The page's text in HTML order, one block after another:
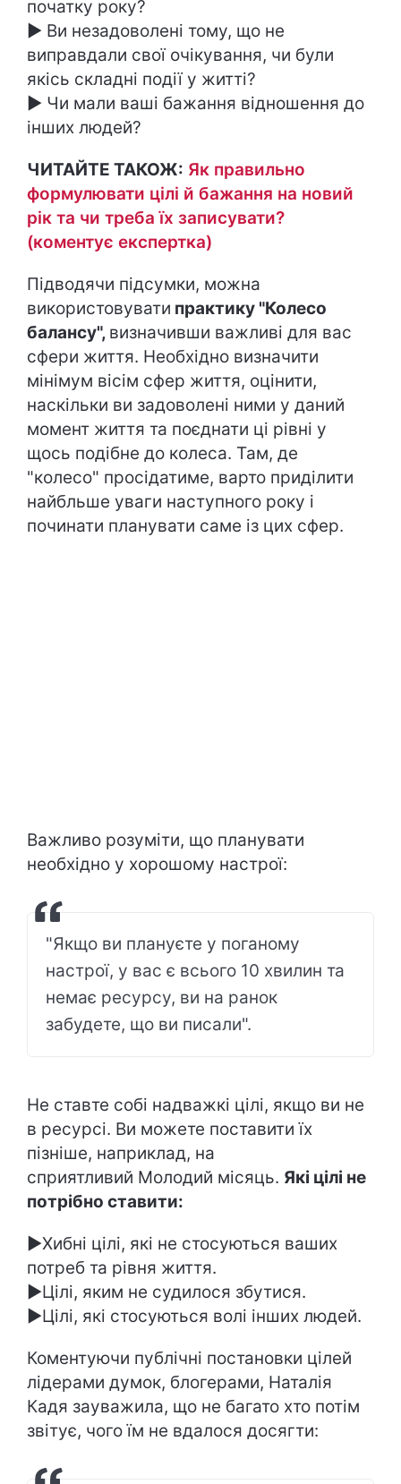
початку року?
► Ви незадоволені тому, що не
виправдали свої очікування, чи були
якісь складні події у житті?
► Чи мали ваші бажання відношення до
інших людей?
ЧИТАЙТЕ ТАКОЖ: Як правильно
формулювати цілі й бажання на новий
рік та чи треба їх записувати?
(коментує експертка)
Підводячи підсумки, можна
використовувати практику "Колесо
балансу", визначивши важливі для вас
сфери життя. Необхідно визначити
мінімум вісім сфер життя, оцінити,
наскільки ви задоволені ними у даний
момент життя та поєднати ці рівні у
щось подібне до колеса. Там, де
"колесо" просідатиме, варто приділити
найбльше уваги наступного року і
починати планувати саме із цих сфер.
Важливо розуміти, що планувати
необхідно у хорошому настрої:
"Якщо ви плануєте у поганому
настрої, у вас є всього 10 хвилин та
немає ресурсу, ви на ранок
забудете, що ви писали".
Не ставте собі надважкі цілі, якщо ви не
в ресурсі. Ви можете поставити їх
пізніше, наприклад, на
сприятливий Молодий місяць. Які цілі не
потрібно ставити:
►Хибні цілі, які не стосуються ваших
потреб та рівня життя.
►Цілі, яким не судилося збутися.
►Цілі, які стосуються волі інших людей.
Коментуючи публічні постановки цілей
лідерами думок, блогерами, Наталія
Кадя зауважила, що не багато хто потім
звітує, чого їм не вдалося досягти: